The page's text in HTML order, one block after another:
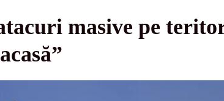
masive pe